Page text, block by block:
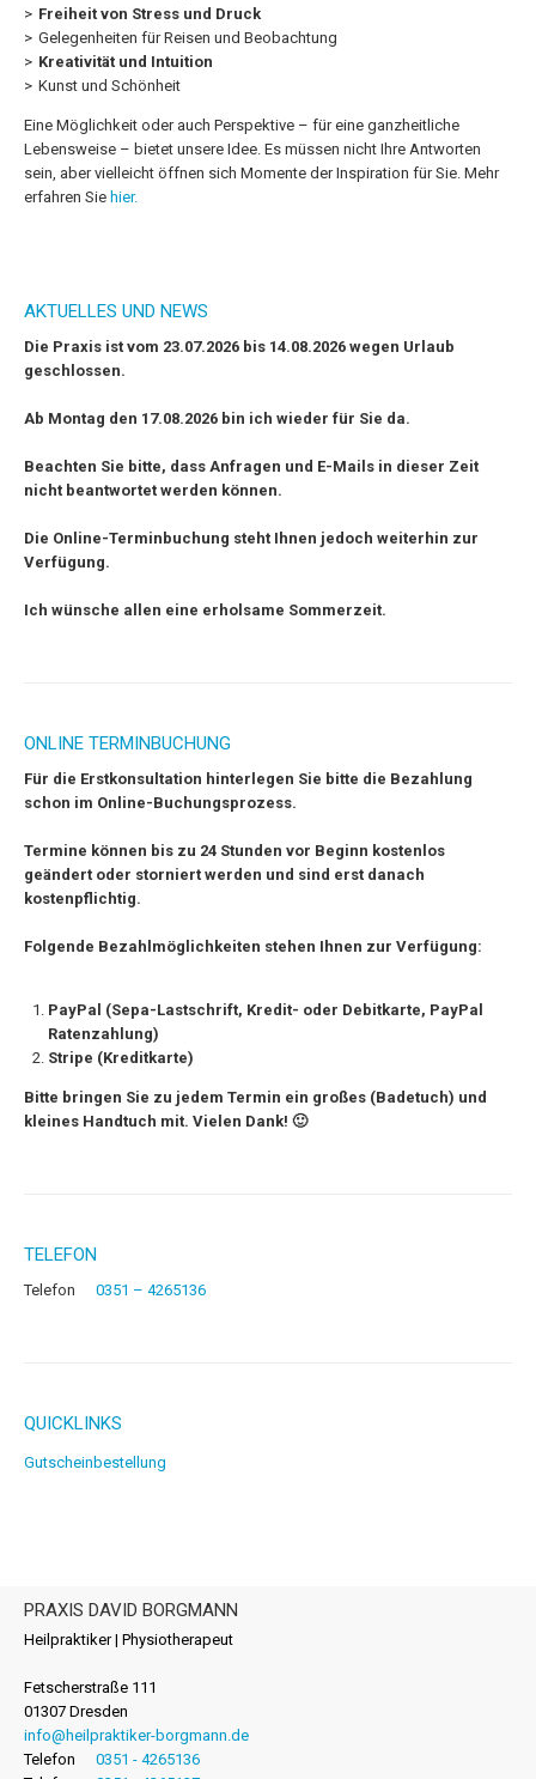
Freiheit von Stress und Druck
Gelegenheiten für Reisen und Beobachtung
Kreativität und Intuition
Kunst und Schönheit
Eine Möglichkeit oder auch Perspektive – für eine ganzheitliche
Lebensweise – bietet unsere Idee. Es müssen nicht Ihre Antworten
sein, aber vielleicht öffnen sich Momente der Inspiration für Sie. Mehr
erfahren Sie hier.
AKTUELLES UND NEWS
Die Praxis ist vom 23.07.2026 bis 14.08.2026 wegen Urlaub
geschlossen.
Ab Montag den 17.08.2026 bin ich wieder für Sie da.
Beachten Sie bitte, dass Anfragen und E-Mails in dieser Zeit
nicht beantwortet werden können.
Die Online-Terminbuchung steht Ihnen jedoch weiterhin zur
Verfügung.
Ich wünsche allen eine erholsame Sommerzeit.
ONLINE TERMINBUCHUNG
Für die Erstkonsultation hinterlegen Sie bitte die Bezahlung
schon im Online-Buchungsprozess.
Termine können bis zu 24 Stunden vor Beginn kostenlos
geändert oder storniert werden und sind erst danach
kostenpflichtig.
Folgende Bezahlmöglichkeiten stehen Ihnen zur Verfügung:
PayPal (Sepa-Lastschrift, Kredit- oder Debitkarte, PayPal
Ratenzahlung)
Stripe (Kreditkarte)
Bitte bringen Sie zu jedem Termin ein großes (Badetuch) und
kleines Handtuch mit. Vielen Dank! 🙂
TELEFON
Telefon 0351 – 4265136
QUICKLINKS
Gutscheinbestellung
PRAXIS DAVID BORGMANN
Heilpraktiker | Physiotherapeut
Fetscherstraße 111
01307 Dresden
info@heilpraktiker-borgmann.de
Telefon
0351 - 4265136